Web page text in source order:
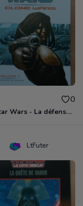
0
BD Star Wars - La défense de Kamino (Clone Wars volume 1)
LtFuter